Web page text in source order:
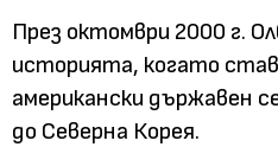
През октомври 2000 г.
историята, когато
американски държавен
до Северна Корея.